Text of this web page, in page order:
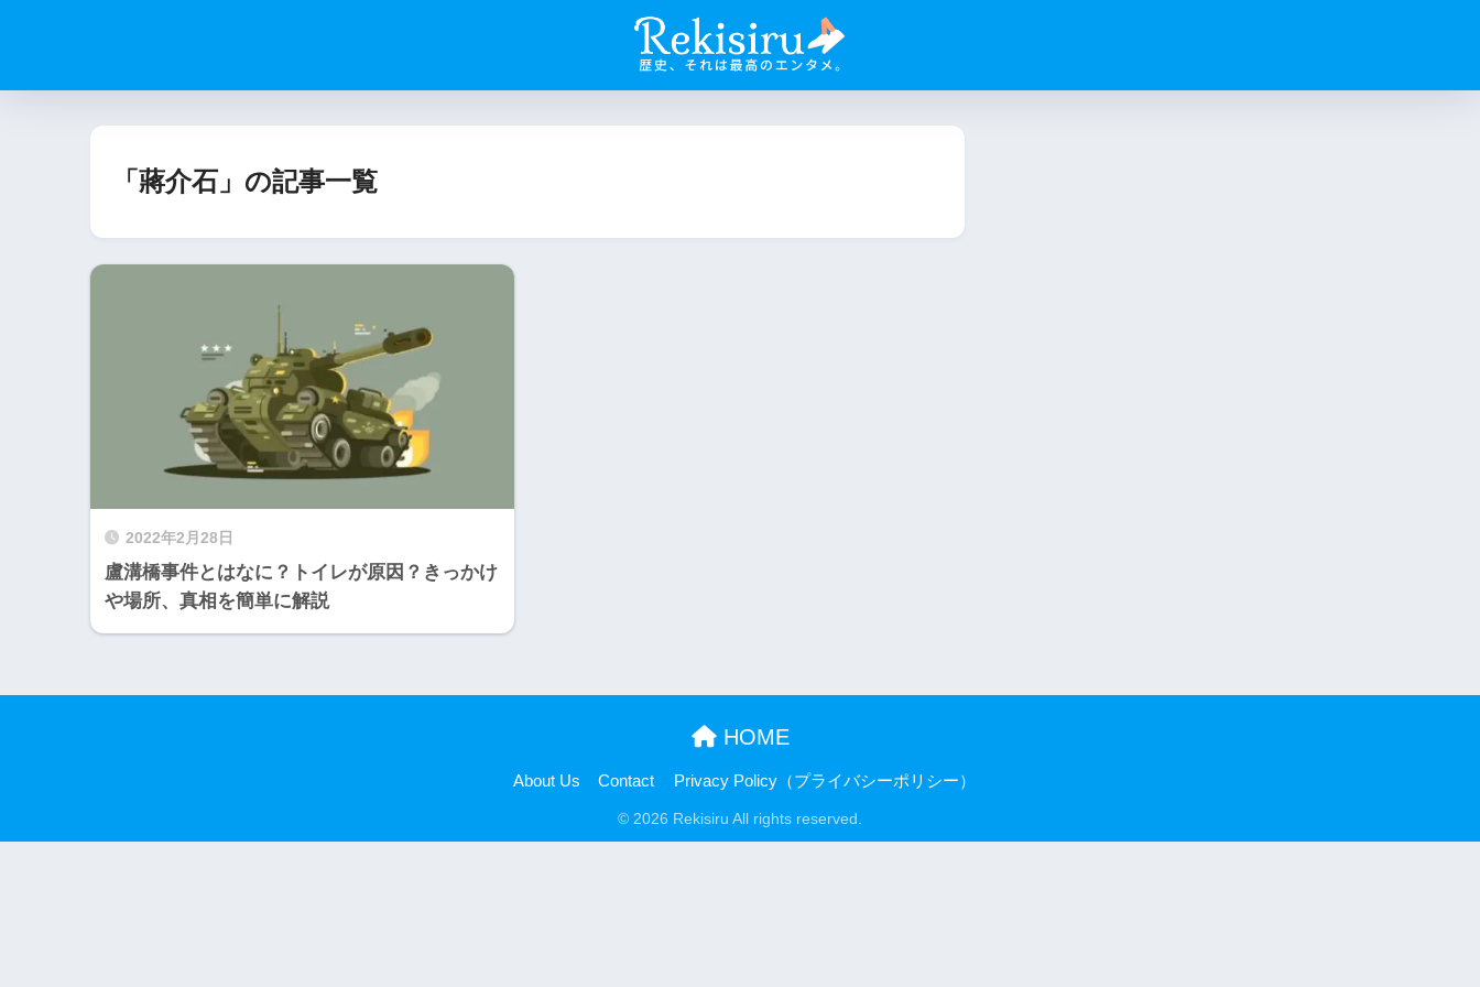
「蔣介石」の記事一覧
2022年2月28日
盧溝橋事件とはなに？トイレが原因？きっかけ
や場所、真相を簡単に解説
HOME
About Us Contact Privacy Policy（プライバシーポリシー）
© 2026 Rekisiru All rights reserved.